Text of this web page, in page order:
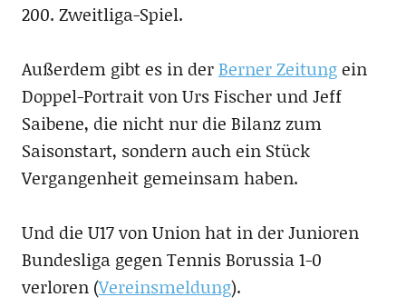
200. Zweitliga-Spiel.
Außerdem gibt es in derBerner Zeitungein
Doppel-Portrait von Urs Fischer und Jeff
Saibene, die nicht nur die Bilanz zum
Saisonstart, sondern auch ein Stück
Vergangenheit gemeinsam haben.
Und die U17 von Union hat in der Junioren
Bundesliga gegen Tennis Borussia 1-0
verloren (Vereinsmeldung).